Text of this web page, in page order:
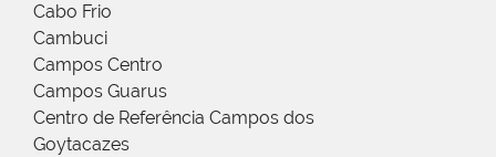
Cabo Frio
Cambuci
Campos Centro
Campos Guarus
Centro de Referência Campos dos
Goytacazes